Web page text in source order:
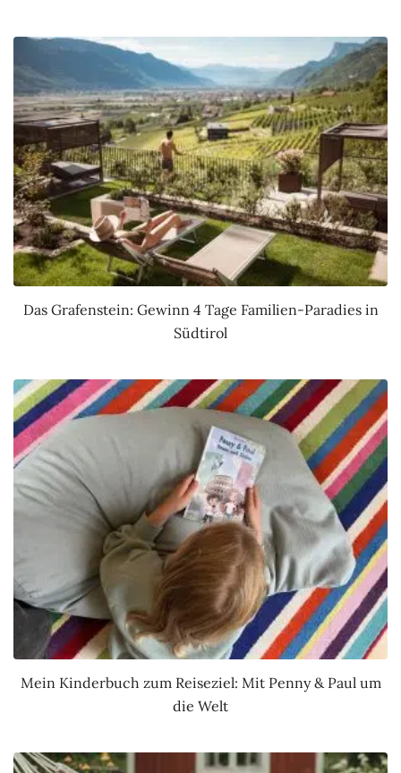
Das Grafenstein: Gewinn 4 Tage Familien-Paradies in
Südtirol
Mein Kinderbuch zum Reiseziel: Mit Penny & Paul um
die Welt